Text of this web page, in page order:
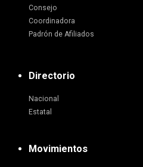
Consejo
Coordinadora
Padrón de Afiliados
Directorio
Nacional
Estatal
Movimientos